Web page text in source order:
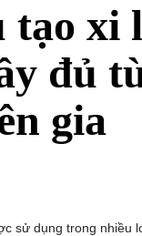
tạo xi
đủ
gia
sử dụng trong nhiều